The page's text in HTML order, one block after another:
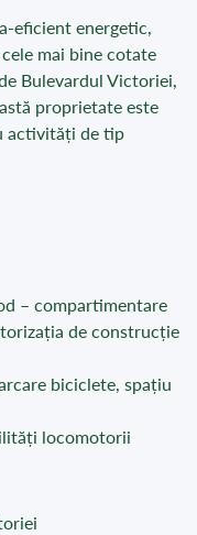
eficient energetic,
mai bine cotate
Bulevardul Victoriei,
proprietate este
activități de tip
– compartimentare
de construcție
biciclete, spațiu
locomotorii